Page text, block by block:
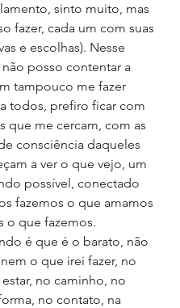
sinto muito, mas
fazer, cada um com suas
e escolhas). Nesse
posso contentar a
tampouco me fazer
todos, prefiro ficar com
que me cercam, com as
consciência daqueles
a ver o que vejo, um
possível, conectado
fazemos o que amamos
o que fazemos.
é que é o barato, não
o que irei fazer, no
no caminho, no
no contato, na